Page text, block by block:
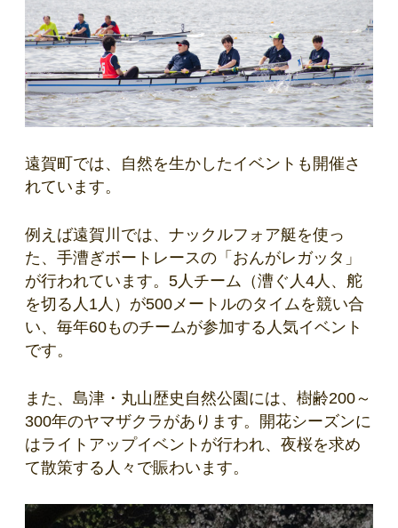
遠賀町では、自然を生かしたイベントも開催さ
れています。
例えば遠賀川では、ナックルフォア艇を使っ
た、手漕ぎボートレースの「おんがレガッタ」
が行われています。5人チーム（漕ぐ人4人、舵
を切る人1人）が500メートルのタイムを競い合
い、毎年60ものチームが参加する人気イベント
です。
また、島津・丸山歴史自然公園には、樹齢200～
300年のヤマザクラがあります。開花シーズンに
はライトアップイベントが行われ、夜桜を求め
て散策する人々で賑わいます。